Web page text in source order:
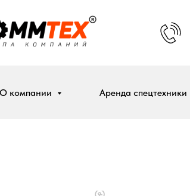
О компании Аренда спецтехники